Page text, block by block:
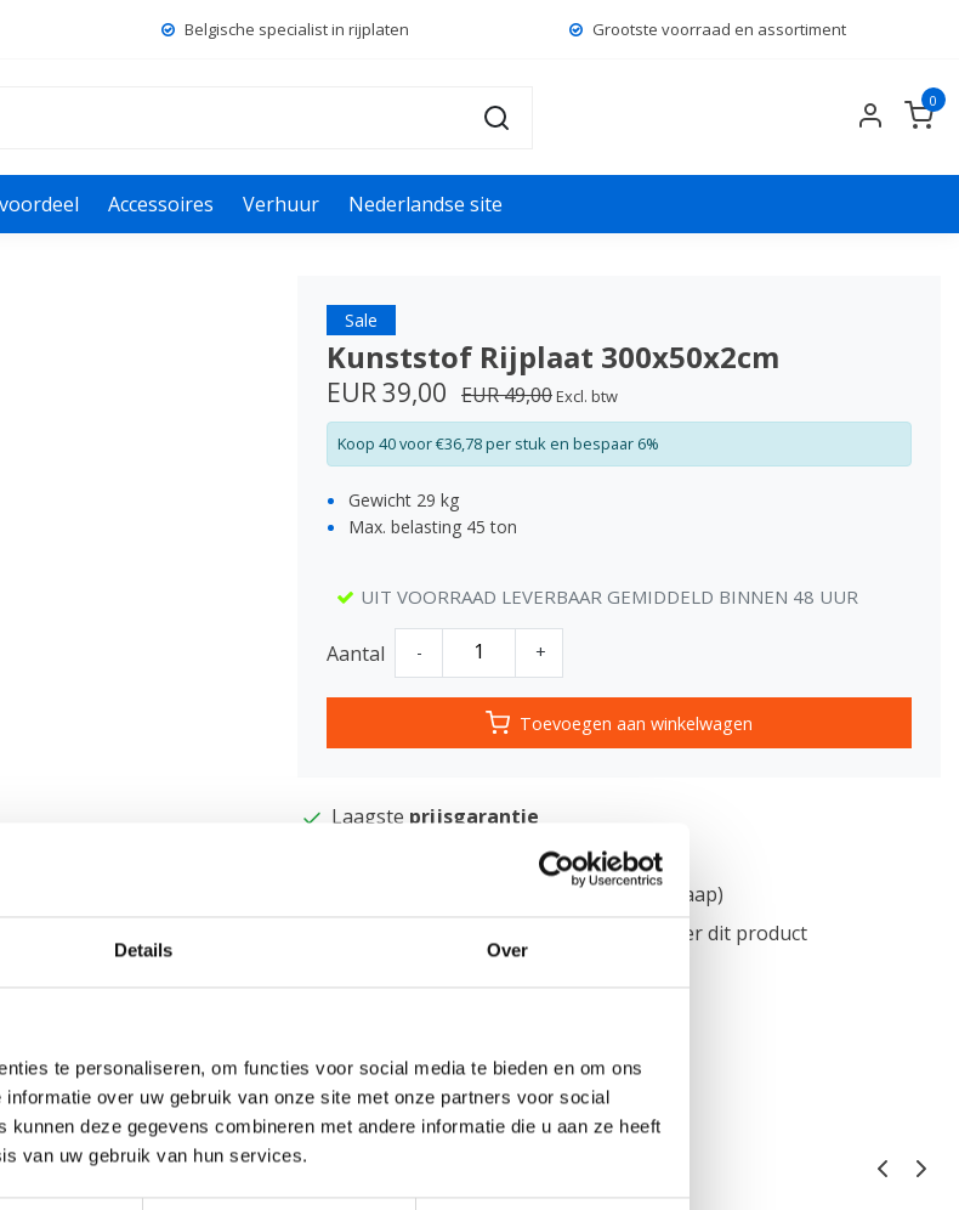
Details Over
te personaliseren, om functies voor social media te bieden en om ons
over uw gebruik van onze site met onze partners voor social
deze gegevens combineren met andere informatie die u aan ze heeft
van uw gebruik van hun services.
Belgische specialist in rijplaten Grootste voorraad en assortiment
0
Accessoires Verhuur Nederlandse site
Afbeelding vergroten
Sale
Kunststof Rijplaat 300x50x2cm
EUR 39,00 EUR 49,00Excl. btw
Koop 40 voor €36,78 per stuk en bespaar 6%
Gewicht 29 kg
Max. belasting 45 ton
UIT VOORRAAD LEVERBAAR GEMIDDELD BINNEN 48 UUR
Aantal - +
Toevoegen aan winkelwagen
Laagste prijsgarantie
levering
Chauffeur kan zelfstandig lossen (kooiaap)
Neem contact op over dit product
Gerelateerde producten